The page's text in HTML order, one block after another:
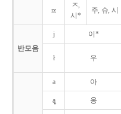
rz
ㅈ,
시*
주, 슈, 시
반모음
j 이*
ł 우
a 아
ą̨ 옹